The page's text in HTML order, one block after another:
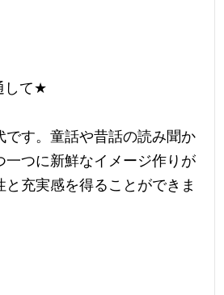
して★
です。童話や昔話の読み聞か
一つに新鮮なイメージ作りが
と充実感を得ることができま